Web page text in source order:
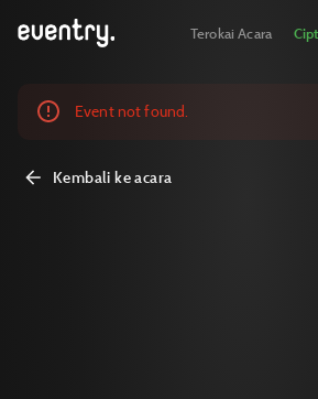
Terokai Acara
Event not found.
Kembali ke acara